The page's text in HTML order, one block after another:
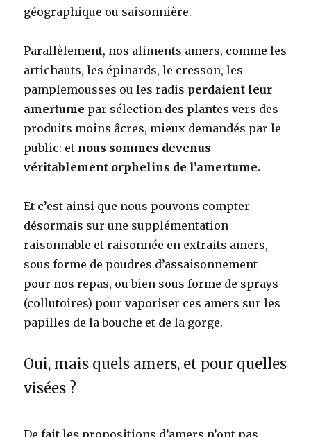
géographique ou saisonnière.
Parallèlement, nos aliments amers, comme les
artichauts, les épinards, le cresson, les
pamplemousses ou les radis perdaient leur
amertume par sélection des plantes vers des
produits moins âcres, mieux demandés par le
public: et nous sommes devenus
véritablement orphelins de l’amertume.
Et c’est ainsi que nous pouvons compter
désormais sur une supplémentation
raisonnable et raisonnée en extraits amers,
sous forme de poudres d’assaisonnement
pour nos repas, ou bien sous forme de sprays
(collutoires) pour vaporiser ces amers sur les
papilles de la bouche et de la gorge.
Oui, mais quels amers, et pour quelles
visées ?
De fait les propositions d’amers n’ont pas